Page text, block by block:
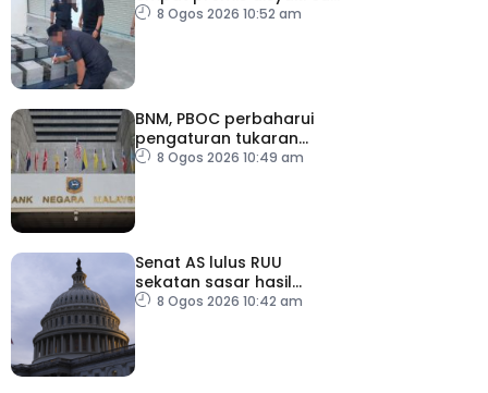
elektrik
8 Ogos 2026 10:52 am
BNM, PBOC perbaharui
pengaturan tukaran
mata wang hingga 2031
8 Ogos 2026 10:49 am
Senat AS lulus RUU
sekatan sasar hasil
tenaga Rusia
8 Ogos 2026 10:42 am